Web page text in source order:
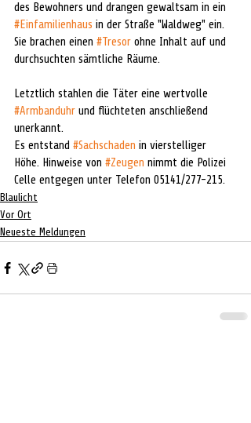
des Bewohners und drangen gewaltsam in ein
#Einfamilienhaus in der Straße "Waldweg" ein.
Sie brachen einen #Tresor ohne Inhalt auf und
durchsuchten sämtliche Räume.
Letztlich stahlen die Täter eine wertvolle
#Armbanduhr und flüchteten anschließend
unerkannt.
Es entstand #Sachschaden in vierstelliger
Höhe. Hinweise von #Zeugen nimmt die Polizei
Celle entgegen unter Telefon 05141/277-215.
Blaulicht
Vor Ort
Neueste Meldungen